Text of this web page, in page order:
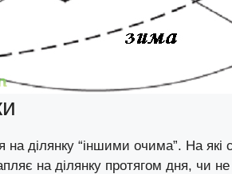
ділянку “іншими очима”. На які
на ділянку протягом дня, чи